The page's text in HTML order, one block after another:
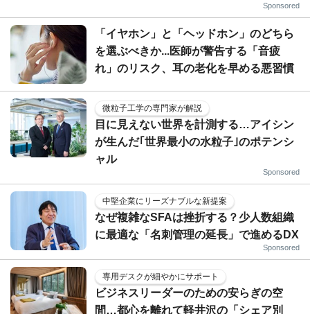
Sponsored
「イヤホン」と「ヘッドホン」のどちら
を選ぶべきか...医師が警告する「音疲
れ」のリスク、耳の老化を早める悪習慣
微粒子工学の専門家が解説
目に見えない世界を計測する…アイシン
が生んだ｢世界最小の水粒子｣のポテンシ
ャル
Sponsored
中堅企業にリーズナブルな新提案
なぜ複雑なSFAは挫折する？少人数組織
に最適な「名刺管理の延長」で進めるDX
Sponsored
専用デスクが細やかにサポート
ビジネスリーダーのための安らぎの空
間…都心を離れて軽井沢の「シェア別